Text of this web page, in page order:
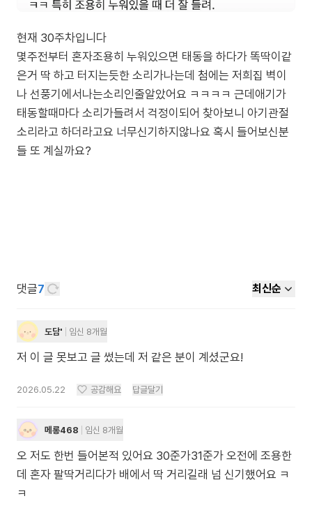
현재 30주차입니다
몇주전부터 혼자조용히 누워있으면 태동을 하다가 똑딱이같
은거 딱 하고 터지는듯한 소리가나는데 첨에는 저희집 벽이
나 선풍기에서나는소리인줄알았어요 ㅋㅋㅋㅋ 근데애기가
태동할때마다 소리가들려서 걱정이되어 찾아보니 아기관절
소리라고 하더라고요 너무신기하지않나요 혹시 들어보신분
들 또 계실까요?
댓글7 최신순
도담' 임신 8개월
저 이 글 못보고 글 썼는데 저 같은 분이 계셨군요!
2026.05.22 공감해요 답글달기
메롱468 임신 8개월
오 저도 한번 들어본적 있어요 30준가31준가 오전에 조용한
데 혼자 팔딱거리다가 배에서 딱 거리길래 넘 신기했어요 ㅋ
ㅋ